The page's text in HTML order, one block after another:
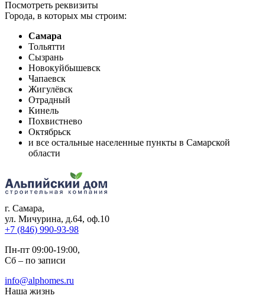
Посмотреть реквизиты
Города, в которых мы строим:
Самара
Тольятти
Сызрань
Новокуйбышевск
Чапаевск
Жигулёвск
Отрадный
Кинель
Похвистнево
Октябрьск
и все остальные населенные пункты в Самарской
области
г. Самара,
ул. Мичурина, д.64, оф.10
+7 (846) 990-93-98
Пн-пт 09:00-19:00,
Сб – по записи
info@alphomes.ru
Наша жизнь